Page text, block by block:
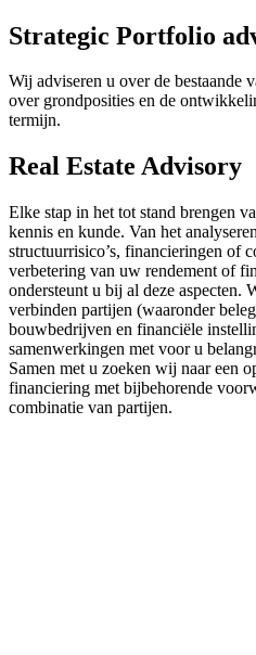
Strategic Portfolio
Wij adviseren u over de bestaande
over grondposities en de
termijn.
Real Estate Advisory
Elke stap in het tot stand brengen
kennis en kunde. Van het
structuurrisico’s, financieringen of
verbetering van uw rendement of
ondersteunt u bij al deze aspecten.
verbinden partijen (waaronder
bouwbedrijven en financiële
samenwerkingen met voor u
Samen met u zoeken wij naar een
financiering met bijbehorende
combinatie van partijen.